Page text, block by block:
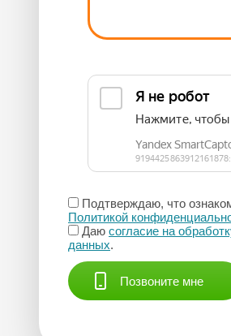
Подтверждаю, что
Политикой
Даю согласие на
данных.
Позвоните мне